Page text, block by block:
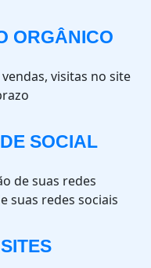
ORGÂNICO
visitas no site
SOCIAL
de suas redes
suas redes sociais